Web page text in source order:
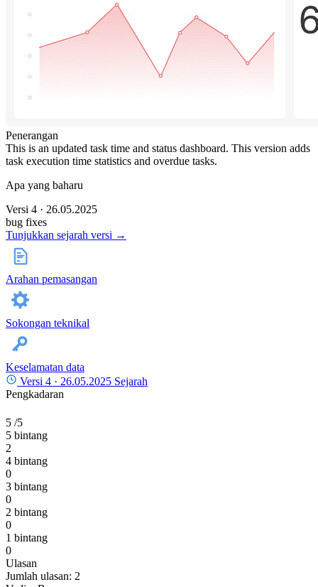
Penerangan
This is an updated task time and status dashboard. This version adds
task execution time statistics and overdue tasks.
Apa yang baharu
Versi 4 · 26.05.2025
bug fixes
Tunjukkan sejarah versi →
Arahan pemasangan
Sokongan teknikal
Keselamatan data
Versi 4 · 26.05.2025 Sejarah
Pengkadaran
5 /5
5 bintang
2
4 bintang
0
3 bintang
0
2 bintang
0
1 bintang
0
Ulasan
Jumlah ulasan: 2